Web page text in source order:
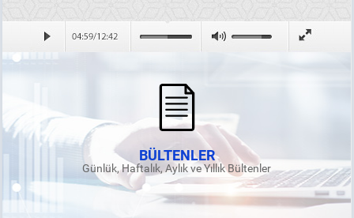
BÜLTENLER
Günlük, Haftalık, Aylık ve Yıllık Bültenler